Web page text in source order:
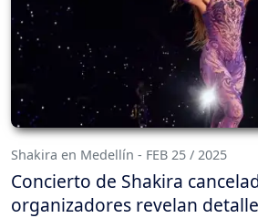
Shakira en Medellín - FEB 25 / 2025
Concierto de Shakira
organizadores revelan